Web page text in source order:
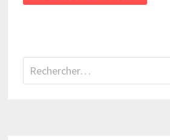
Rechercher :